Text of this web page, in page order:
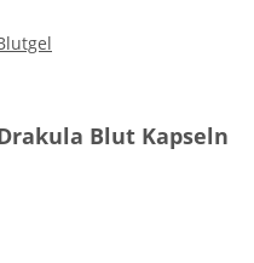
Blut Kapseln